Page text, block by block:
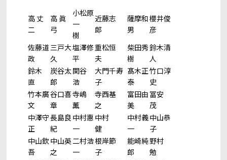
高 丈
二
高 眞
弓
小松原
一
樹
近藤志
郎
薩摩和
男
櫻井俊
彦
佐藤道
政
三戸大
久
塩澤修
平
重松恒
夫
柴田秀
樹
鈴木清
人
鈴木
直
炭谷太
郎
関谷
浩
大門千寿
子
髙木正
泰
竹口淳
史
竹本廣
文
谷口喜
章
寺嶋
薫
寺西基
之
富田由
美
冨安
茂
中澤守
正
長島良
紀
中村惠
一
中村
健
中村義
一
中山恭
子
中山欽
吾
中山英
之
二村浩
一
根岸節
子
能崎純
郎
野村
勉